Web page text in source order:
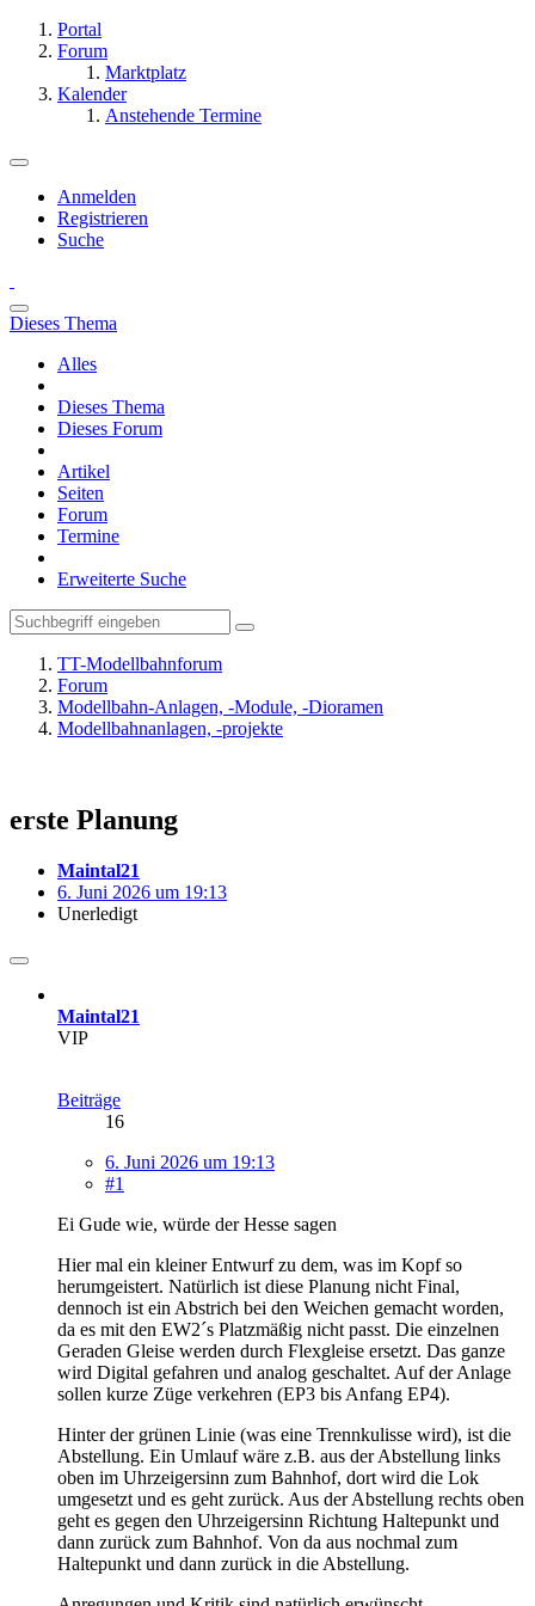
Portal
Forum
Marktplatz
Kalender
Anstehende Termine
Anmelden
Registrieren
Suche
Dieses Thema
Alles
Dieses Thema
Dieses Forum
Artikel
Seiten
Forum
Termine
Erweiterte Suche
TT-Modellbahnforum
Forum
Modellbahn-Anlagen, -Module, -Dioramen
Modellbahnanlagen, -projekte
erste Planung
Maintal21
6. Juni 2026 um 19:13
Unerledigt
Maintal21
VIP
Beiträge
16
6. Juni 2026 um 19:13
#1
Ei Gude wie, würde der Hesse sagen
Hier mal ein kleiner Entwurf zu dem, was im Kopf so
herumgeistert. Natürlich ist diese Planung nicht Final,
dennoch ist ein Abstrich bei den Weichen gemacht worden,
da es mit den EW2´s Platzmäßig nicht passt. Die einzelnen
Geraden Gleise werden durch Flexgleise ersetzt. Das ganze
wird Digital gefahren und analog geschaltet. Auf der Anlage
sollen kurze Züge verkehren (EP3 bis Anfang EP4).
Hinter der grünen Linie (was eine Trennkulisse wird), ist die
Abstellung. Ein Umlauf wäre z.B. aus der Abstellung links
oben im Uhrzeigersinn zum Bahnhof, dort wird die Lok
umgesetzt und es geht zurück. Aus der Abstellung rechts oben
geht es gegen den Uhrzeigersinn Richtung Haltepunkt und
dann zurück zum Bahnhof. Von da aus nochmal zum
Haltepunkt und dann zurück in die Abstellung.